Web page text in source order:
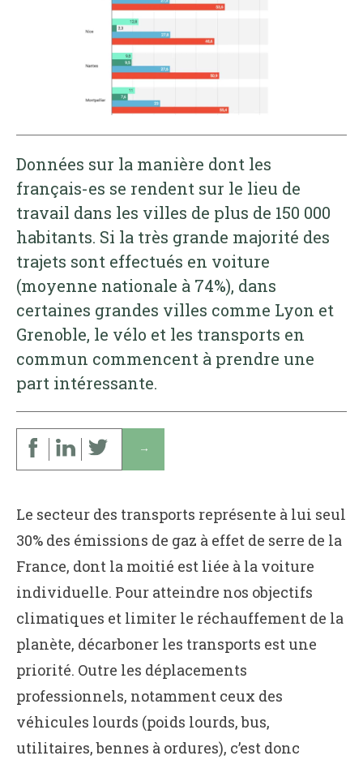
Données sur la manière dont les
français-es se rendent sur le lieu de
travail dans les villes de plus de 150 000
habitants. Si la très grande majorité des
trajets sont effectués en voiture
(moyenne nationale à 74%), dans
certaines grandes villes comme Lyon et
Grenoble, le vélo et les transports en
commun commencent à prendre une
part intéressante.
↓
Le secteur des transports représente à lui seul
30% des émissions de gaz à effet de serre de la
France, dont la moitié est liée à la voiture
individuelle. Pour atteindre nos objectifs
climatiques et limiter le réchauffement de la
planète, décarboner les transports est une
priorité. Outre les déplacements
professionnels, notamment ceux des
véhicules lourds (poids lourds, bus,
utilitaires, bennes à ordures), c’est donc